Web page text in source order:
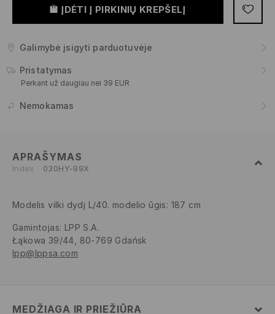
ĮDĖTI Į PIRKINIŲ KREPŠELĮ
Galimybė įsigyti parduotuvėje
Pristatymas
Perkant už daugiau nei 39 EUR
Nemokamas
APRAŠYMAS
Index 030HY-99X
Modelis vilki dydį L/40. modelio ūgis: 187 cm
Gamintojas: LPP S.A.
Łąkowa 39/44, 80-769 Gdańsk
lpp@lppsa.com
MEDŽIAGA IR PRIEŽIŪRA